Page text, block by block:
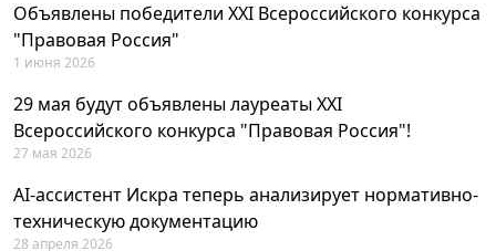
Объявлены победители XXI Всероссийского конкурса
"Правовая Россия"
1 июня 2026
29 мая будут объявлены лауреаты XXI
Всероссийского конкурса "Правовая Россия"!
27 мая 2026
AI-ассистент Искра теперь анализирует нормативно-
техническую документацию
28 апреля 2026